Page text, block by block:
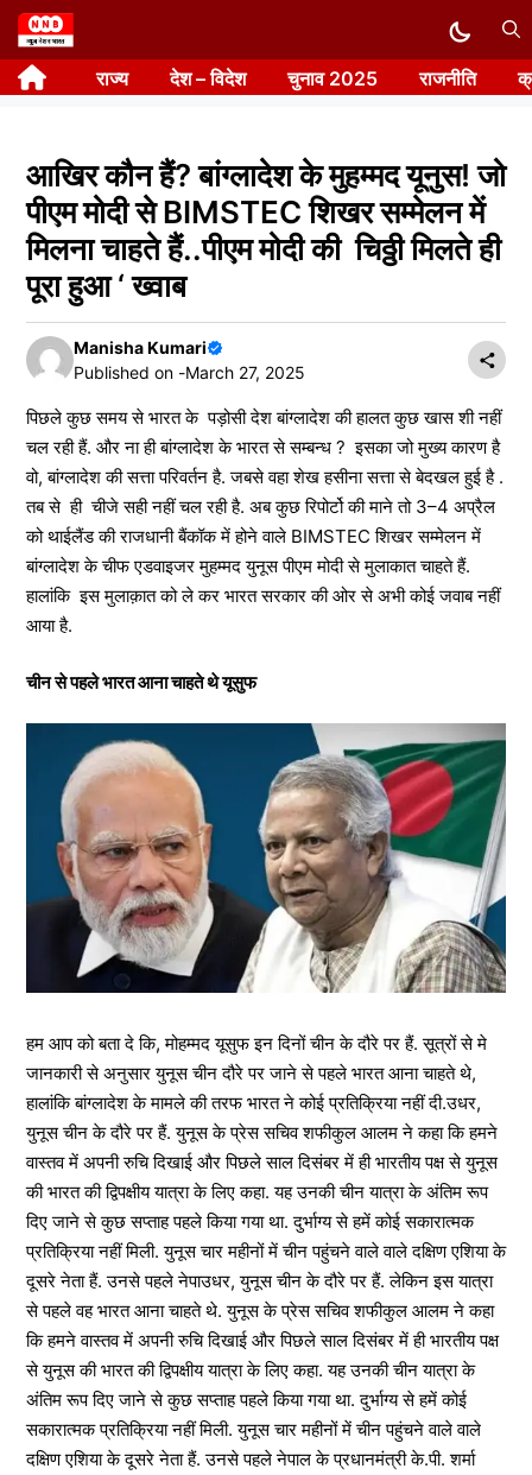
Skip
to
content राज्य देश – विदेश चुनाव 2025 राजनीति
आखिर कौन हैं? बांग्लादेश के मुहम्मद यूनुस! जो
पीएम मोदी से BIMSTEC शिखर सम्मेलन में
मिलना चाहते हैं..पीएम मोदी की चिठ्ठी मिलते ही
पूरा हुआ ‘ ख्वाब
Manisha Kumari
Published on -March 27, 2025
पिछले कुछ समय से भारत के पड़ोसी देश बांग्लादेश की हालत कुछ खास शी नहीं
चल रही हैं. और ना ही बांग्लादेश के भारत से सम्बन्ध ? इसका जो मुख्य कारण है
वो, बांग्लादेश की सत्ता परिवर्तन है. जबसे वहा शेख हसीना सत्ता से बेदखल हुई है .
तब से ही चीजे सही नहीं चल रही है. अब कुछ रिपोर्टो की माने तो 3–4 अप्रैल
को थाईलैंड की राजधानी बैंकॉक में होने वाले BIMSTEC शिखर सम्मेलन में
बांग्लादेश के चीफ एडवाइजर मुहम्मद युनूस पीएम मोदी से मुलाकात चाहते हैं.
हालांकि इस मुलाक़ात को ले कर भारत सरकार की ओर से अभी कोई जवाब नहीं
आया है.
चीन से पहले भारत आना चाहते थे यूसुफ
हम आप को बता दे कि, मोहम्मद यूसुफ इन दिनों चीन के दौरे पर हैं. सूत्रों से मे
जानकारी से अनुसार युनूस चीन दौरे पर जाने से पहले भारत आना चाहते थे,
हालांकि बांग्लादेश के मामले की तरफ भारत ने कोई प्रतिक्रिया नहीं दी.उधर,
युनूस चीन के दौरे पर हैं. युनूस के प्रेस सचिव शफीकुल आलम ने कहा कि हमने
वास्तव में अपनी रुचि दिखाई और पिछले साल दिसंबर में ही भारतीय पक्ष से युनूस
की भारत की द्विपक्षीय यात्रा के लिए कहा. यह उनकी चीन यात्रा के अंतिम रूप
दिए जाने से कुछ सप्ताह पहले किया गया था. दुर्भाग्य से हमें कोई सकारात्मक
प्रतिक्रिया नहीं मिली. युनूस चार महीनों में चीन पहुंचने वाले वाले दक्षिण एशिया के
दूसरे नेता हैं. उनसे पहले नेपाउधर, युनूस चीन के दौरे पर हैं. लेकिन इस यात्रा
से पहले वह भारत आना चाहते थे. युनूस के प्रेस सचिव शफीकुल आलम ने कहा
कि हमने वास्तव में अपनी रुचि दिखाई और पिछले साल दिसंबर में ही भारतीय पक्ष
से युनूस की भारत की द्विपक्षीय यात्रा के लिए कहा. यह उनकी चीन यात्रा के
अंतिम रूप दिए जाने से कुछ सप्ताह पहले किया गया था. दुर्भाग्य से हमें कोई
सकारात्मक प्रतिक्रिया नहीं मिली. युनूस चार महीनों में चीन पहुंचने वाले वाले
दक्षिण एशिया के दूसरे नेता हैं. उनसे पहले नेपाल के प्रधानमंत्री के.पी. शर्मा